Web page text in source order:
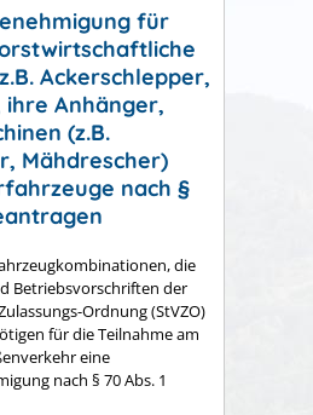
für
Ackerschlepper,
ihre Anhänger,
(z.B.
Mähdrescher)
nach §
die
Betriebsvorschriften der
Ordnung (StVZO)
für die Teilnahme am
eine
nach § 70 Abs. 1